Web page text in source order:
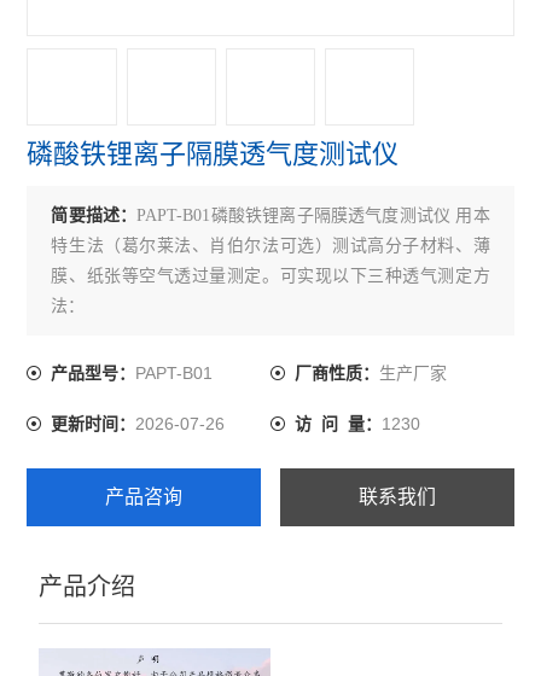
磷酸铁锂离子隔膜透气度测试仪
简要描述：PAPT-B01磷酸铁锂离子隔膜透气度测试仪 用本
特生法（葛尔莱法、肖伯尔法可选）测试高分子材料、薄
膜、纸张等空气透过量测定。可实现以下三种透气测定方
法：
产品型号： PAPT-B01 厂商性质： 生产厂家
更新时间：2026-07-26 访 问 量： 1230
产品咨询 联系我们
产品介绍